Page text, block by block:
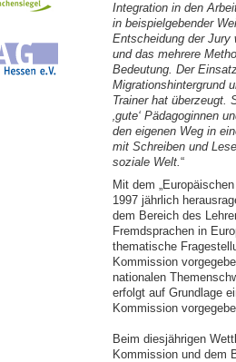
Integration in den
in beispielgebender
Entscheidung der Jury
und das mehrere
Bedeutung. Der
Migrationshintergrund
Trainer hat überzeugt.
‚gute‘ Pädagoginnen
den eigenen Weg in
mit Schreiben und
soziale Welt.“
Mit dem
1997 jährlich
dem Bereich des
Fremdsprachen in
thematische
Kommission
nationalen
erfolgt auf Grundlage
Kommission
Beim diesjährigen
Kommission und dem